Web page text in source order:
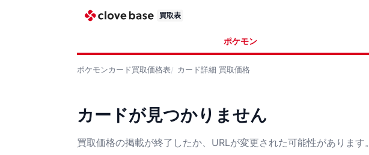
買取表
ポケモン
ポケモンカード買取価格表 カード詳細 買取価格
カードが見つかりません
買取価格の掲載が終了したか、URLが変更された可能性があります。